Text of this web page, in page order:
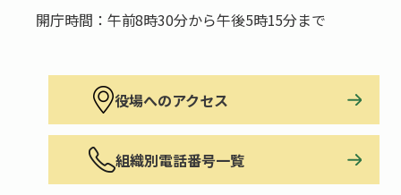
開庁時間：午前8時30分から午後5時15分まで
役場へのアクセス
組織別電話番号一覧